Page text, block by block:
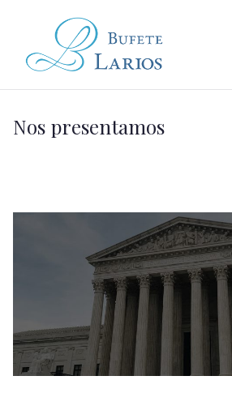
Nos presentamos